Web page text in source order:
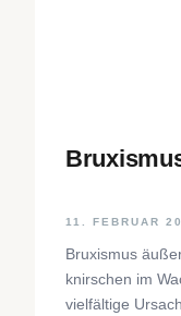
11. FEBRUAR
Bruxismus
knirschen im
vielfältige